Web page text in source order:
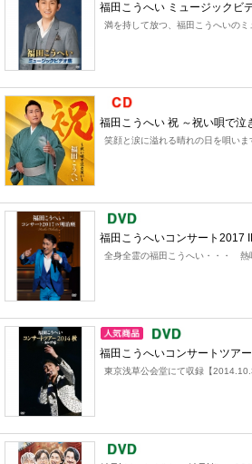
福田こうへい ミュージックビ
満を持して放つ、福田こうへいのミ
福田こうへい 祝 ～祝い唄で泣
笑顔と涙に溢れる晴れの日を唄いま
福田こうへいコンサート2017
全身全霊の福田こうへい・・・ 熱
福田こうへいコンサートツア
東京浅草公会堂にて収録【